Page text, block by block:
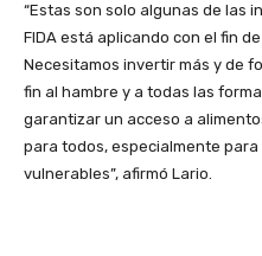
“Estas son solo algunas de las
FIDA está aplicando con el fin
Necesitamos invertir más y de
fin al hambre y a todas las
garantizar un acceso a
para todos, especialmente para
vulnerables”, afirmó Lario.